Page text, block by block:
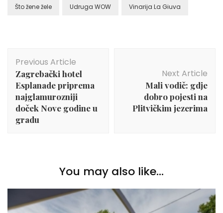
Što žene žele Udruga WOW Vinarija La Giuva
Navigation
Previous Article
Zagrebački hotel
Esplanade priprema
najglamurozniji
doček Nove godine u
gradu
Next Article
Mali vodič: gdje
dobro pojesti na
Plitvičkim jezerima
You may also like...